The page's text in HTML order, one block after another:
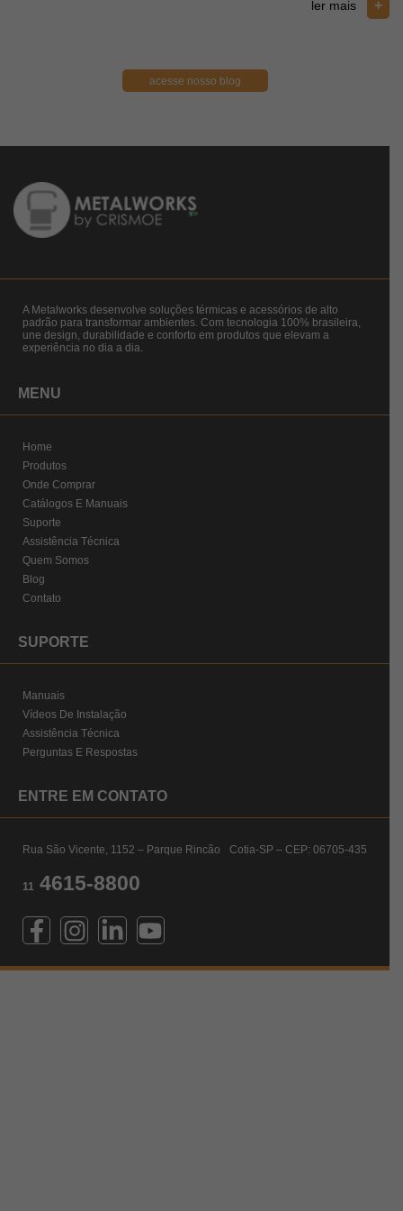
ler mais +
acesse nosso blog
A Metalworks desenvolve soluções térmicas e acessórios de alto
padrão para transformar ambientes. Com tecnologia 100% brasileira,
une design, durabilidade e conforto em produtos que elevam a
experiência no dia a dia.
MENU
Home
Produtos
Onde Comprar
Catálogos E Manuais
Suporte
Assistência Técnica
Quem Somos
Blog
Contato
SUPORTE
Manuais
Vídeos De Instalação
Assistência Técnica
Perguntas E Respostas
ENTRE EM CONTATO
Rua São Vicente, 1152 – Parque Rincão Cotia-SP – CEP: 06705-435
11 4615-8800